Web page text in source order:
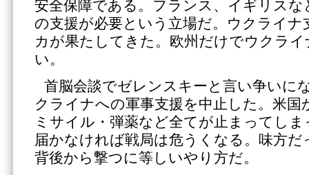
安全保障である。フランス、イギリスな
の支援が必要という立場だ。ウクライナ
カが果たしてきた。欧州だけでウクラ
い。
首脳会談でゼレンスキーと言い争いに
クライナへの軍事支援を中止した。米国
ミサイル・弾薬など全てが止まってし
届かなければ戦局は危うくなる。味方
背後から撃つに等しいやり方だ。